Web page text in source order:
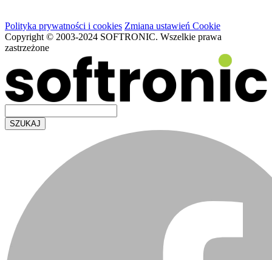
Polityka prywatności i cookies Zmiana ustawień Cookie
Copyright © 2003-2024 SOFTRONIC. Wszelkie prawa
zastrzeżone